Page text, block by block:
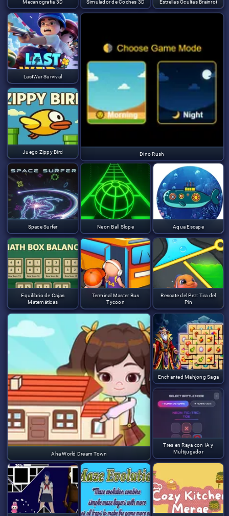
Mecanografía 3D Simulador de Coches 3D Estrellas Ocultas Brainrot
LastWar Survival
Dino Rush
Juego Zippy Bird
Space Surfer Neon Ball Slope Aqua Escape
Equilibrio de Cajas
Matemáticas
Terminal Master Bus
Tycoon
Rescate del Pez: Tira del
Pin
Aha World Dream Town
Enchanted Mahjong Saga
Tres en Raya con IA y
Multijugador